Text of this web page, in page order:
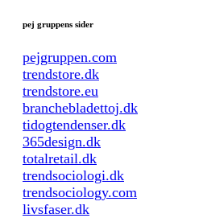
pej gruppens sider
pejgruppen.com
trendstore.dk
trendstore.eu
branchebladettoj.dk
tidogtendenser.dk
365design.dk
totalretail.dk
trendsociologi.dk
trendsociology.com
livsfaser.dk